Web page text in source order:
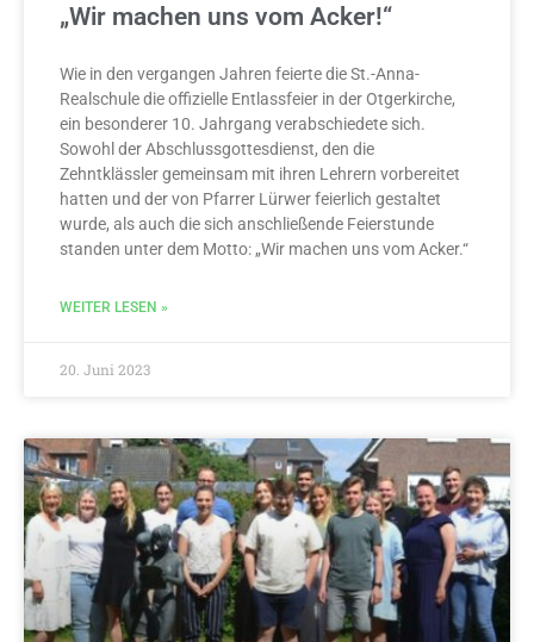
„Wir machen uns vom Acker!“
Wie in den vergangen Jahren feierte die St.-Anna-
Realschule die offizielle Entlassfeier in der Otgerkirche,
ein besonderer 10. Jahrgang verabschiedete sich.
Sowohl der Abschlussgottesdienst, den die
Zehntklässler gemeinsam mit ihren Lehrern vorbereitet
hatten und der von Pfarrer Lürwer feierlich gestaltet
wurde, als auch die sich anschließende Feierstunde
standen unter dem Motto: „Wir machen uns vom Acker.“
WEITER LESEN »
20. Juni 2023